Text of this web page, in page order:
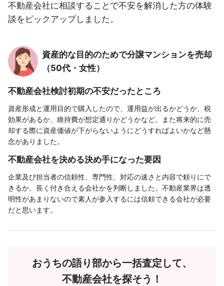
不動産会社に相談することで不安を解消した方の体験
談をピックアップしました。
資産的な目的のためで分譲マンションを売却
（50代・女性）
不動産会社検討初期の不安だったところ
資産形成と運用目的で購入したので、運用益が出るかどうか、税
効果があるか、維持費が想定通りかどうかなど。また将来的に売
却する際に資産価値が下がらないようにどうすればよいかなど懸
念がありました。
不動産会社を決める決め手になった要因
企業及び担当者の信頼性、専門性、対応の速さと内容で頼りにで
きるか、長く付き合える会社かを判断しました。不動産業界は透
明性があまりないので素人が参入するには信頼できる会社が必要
だと思います。
おうちの語り部から一括査定して、
不動産会社を探そう！